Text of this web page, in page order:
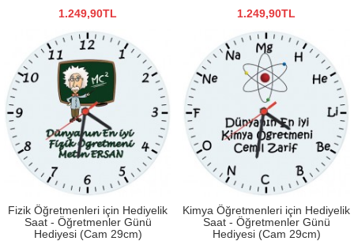
1.249,90TL
1.249,90TL
Fizik Öğretmenleri için Hediyelik
Saat - Öğretmenler Günü
Hediyesi (Cam 29cm)
Kimya Öğretmenleri için Hediyelik
Saat - Öğretmenler Günü
Hediyesi (Cam 29cm)